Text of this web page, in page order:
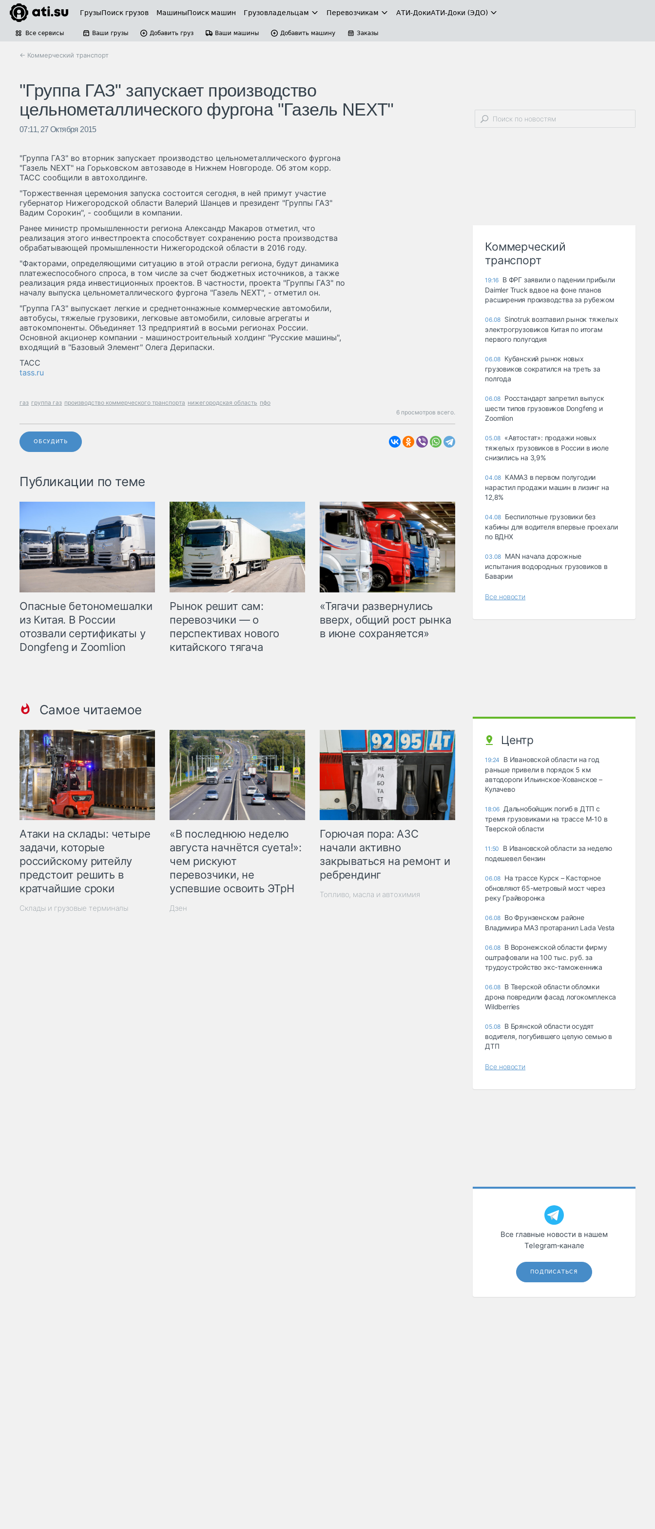
ГрузыПоиск грузов МашиныПоиск машин Грузовладельцам Перевозчикам АТИ-ДокиАТИ-Доки (ЭДО)
Все сервисы Ваши грузы Добавить груз Ваши машины Добавить машину Заказы
← Коммерческий транспорт
"Группа ГАЗ" запускает производство
цельнометаллического фургона "Газель NEXT"
07:11, 27 Октября 2015
"Группа ГАЗ" во вторник запускает производство цельнометаллического фургона
"Газель NEXT" на Горьковском автозаводе в Нижнем Новгороде. Об этом корр.
ТАСС сообщили в автохолдинге.
"Торжественная церемония запуска состоится сегодня, в ней примут участие
губернатор Нижегородской области Валерий Шанцев и президент "Группы ГАЗ"
Вадим Сорокин", - сообщили в компании.
Ранее министр промышленности региона Александр Макаров отметил, что
реализация этого инвестпроекта способствует сохранению роста производства
обрабатывающей промышленности Нижегородской области в 2016 году.
"Факторами, определяющими ситуацию в этой отрасли региона, будут динамика
платежеспособного спроса, в том числе за счет бюджетных источников, а также
реализация ряда инвестиционных проектов. В частности, проекта "Группы ГАЗ" по
началу выпуска цельнометаллического фургона "Газель NEXT", - отметил он.
"Группа ГАЗ" выпускает легкие и среднетоннажные коммерческие автомобили,
автобусы, тяжелые грузовики, легковые автомобили, силовые агрегаты и
автокомпоненты. Объединяет 13 предприятий в восьми регионах России.
Основной акционер компании - машиностроительный холдинг "Русские машины",
входящий в "Базовый Элемент" Олега Дерипаски.
ТАСС
tass.ru
газ группа газ производство коммерческого транспорта нижегородская область пфо
6 просмотров всего.
ОБСУДИТЬ
Публикации по теме
Опасные бетономешалки
из Китая. В России
отозвали сертификаты у
Dongfeng и Zoomlion
Рынок решит сам:
перевозчики — о
перспективах нового
китайского тягача
«Тягачи развернулись
вверх, общий рост рынка
в июне сохраняется»
Самое читаемое
Атаки на склады: четыре
задачи, которые
российскому ритейлу
предстоит решить в
кратчайшие сроки
Склады и грузовые терминалы
«В последнюю неделю
августа начнётся суета!»:
чем рискуют
перевозчики, не
успевшие освоить ЭТрН
Дзен
Горючая пора: АЗС
начали активно
закрываться на ремонт и
ребрендинг
Топливо, масла и автохимия
Коммерческий
транспорт
19:16 В ФРГ заявили о падении прибыли
Daimler Truck вдвое на фоне планов
расширения производства за рубежом
06.08 Sinotruk возглавил рынок тяжелых
электрогрузовиков Китая по итогам
первого полугодия
06.08 Кубанский рынок новых
грузовиков сократился на треть за
полгода
06.08 Росстандарт запретил выпуск
шести типов грузовиков Dongfeng и
Zoomlion
05.08 «Автостат»: продажи новых
тяжелых грузовиков в России в июле
снизились на 3,9%
04.08 КАМАЗ в первом полугодии
нарастил продажи машин в лизинг на
12,8%
04.08 Беспилотные грузовики без
кабины для водителя впервые проехали
по ВДНХ
03.08 MAN начала дорожные
испытания водородных грузовиков в
Баварии
Все новости
Центр
19:24
В Ивановской области на год
раньше привели в порядок 5 км
автодороги Ильинское-Хованское –
Кулачево
18:06 Дальнобойщик погиб в ДТП с
тремя грузовиками на трассе М-10 в
Тверской области
11:50
В Ивановской области за неделю
подешевел бензин
06.08 На трассе Курск – Касторное
обновляют 65-метровый мост через
реку Грайворонка
06.08 Во Фрунзенском районе
Владимира МАЗ протаранил Lada Vesta
06.08 В Воронежской области фирму
оштрафовали на 100 тыс. руб. за
трудоустройство экс-таможенника
06.08 В Тверской области обломки
дрона повредили фасад логокомплекса
Wildberries
05.08 В Брянской области осудят
водителя, погубившего целую семью в
ДТП
Все новости
Все главные новости в нашем
Telegram‑канале
ПОДПИСАТЬСЯ